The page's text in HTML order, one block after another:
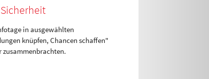
in ausgewählten
knüpfen, Chancen schaffen"